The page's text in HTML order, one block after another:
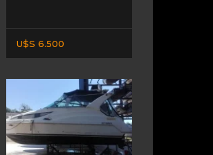
U$S 6.500